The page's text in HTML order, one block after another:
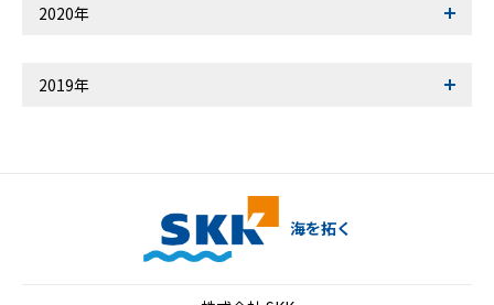
2020年
2019年
海を拓く